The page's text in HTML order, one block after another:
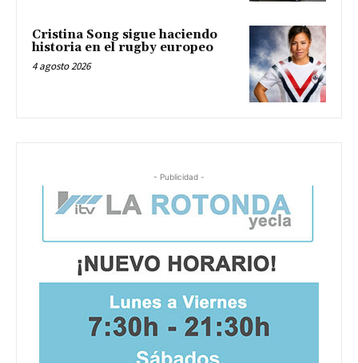
Cristina Song sigue haciendo
historia en el rugby europeo
4 agosto 2026
- Publicidad -